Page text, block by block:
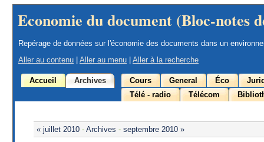
Economie du document (Bloc-notes
Repérage de données sur l'économie des documents dans un
Aller au contenu
Aller au menu Aller à la recherche
Accueil Archives Cours General Éco
Télé - radio
Télécom
« juillet 2010- Archives - septembre 2010 »